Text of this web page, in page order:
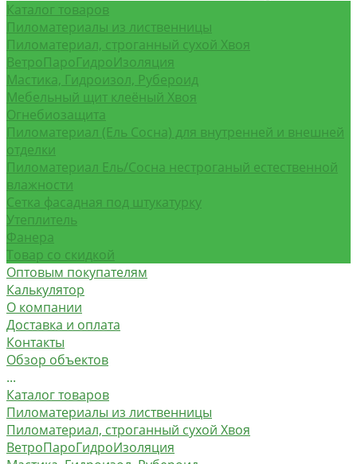
Каталог товаров
Пиломатериалы из лиственницы
Пиломатериал, строганный сухой Хвоя
ВетроПароГидроИзоляция
Мастика, Гидроизол, Рубероид
Мебельный щит клеёный Хвоя
Огнебиозащита
Пиломатериал (Ель Сосна) для внутренней и внешней
отделки
Пиломатериал Ель/Сосна нестроганый естественной
влажности
Сетка фасадная под штукатурку
Утеплитель
Фанера
Товар со скидкой
Оптовым покупателям
Калькулятор
О компании
Доставка и оплата
Контакты
Обзор объектов
...
Каталог товаров
Пиломатериалы из лиственницы
Пиломатериал, строганный сухой Хвоя
ВетроПароГидроИзоляция